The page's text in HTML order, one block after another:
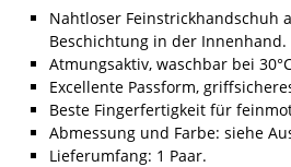
Nahtloser Feinstrickhandschuh
Beschichtung in der Innenhand.
Atmungsaktiv, waschbar bei
Excellente Passform,
Beste Fingerfertigkeit für
Abmessung und Farbe: siehe
Lieferumfang: 1 Paar.